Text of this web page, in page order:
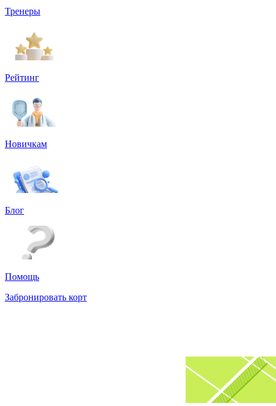
Тренеры
Рейтинг
Новичкам
Блог
Помощь
Забронировать корт